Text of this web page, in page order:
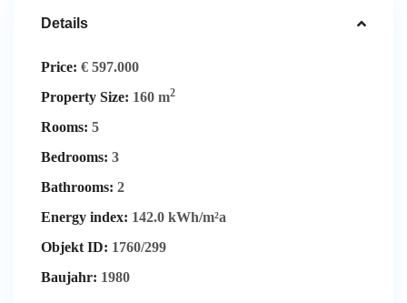
Details
Price: € 597.000
Property Size: 160 m2
Rooms: 5
Bedrooms: 3
Bathrooms: 2
Energy index: 142.0 kWh/m²a
Objekt ID: 1760/299
Baujahr: 1980